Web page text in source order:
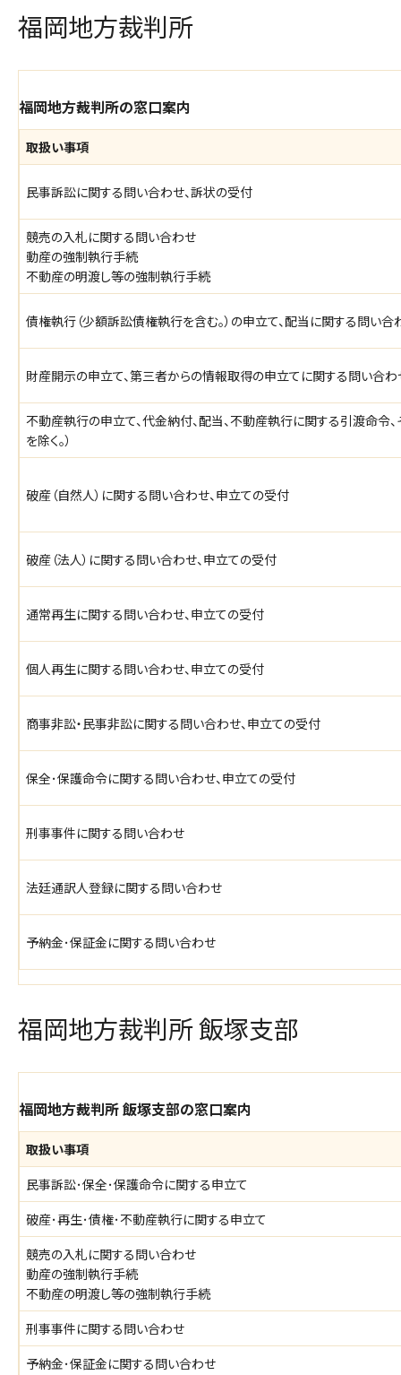
福岡地方裁判所
福岡地方裁判所の窓口案内
取扱い事項
民事訴訟に関する問い合わせ、訴状の受付
競売の入札に関する問い合わせ
動産の強制執行手続
不動産の明渡し等の強制執行手続
債権執行（少額訴訟債権執行を含む。）の申立て、配当に関する問い合
財産開示の申立て、第三者からの情報取得の申立てに関する問い合わ
不動産執行の申立て、代金納付、配当、不動産執行に関する引渡命令
を除く。）
破産（自然人）に関する問い合わせ、申立ての受付
破産（法人）に関する問い合わせ、申立ての受付
通常再生に関する問い合わせ、申立ての受付
個人再生に関する問い合わせ、申立ての受付
商事非訟・民事非訟に関する問い合わせ、申立ての受付
保全･保護命令に関する問い合わせ、申立ての受付
刑事事件に関する問い合わせ
法廷通訳人登録に関する問い合わせ
予納金･保証金に関する問い合わせ
福岡地方裁判所 飯塚支部
福岡地方裁判所 飯塚支部の窓口案内
取扱い事項
民事訴訟･保全･保護命令に関する申立て
破産･再生･債権･不動産執行に関する申立て
競売の入札に関する問い合わせ
動産の強制執行手続
不動産の明渡し等の強制執行手続
刑事事件に関する問い合わせ
予納金･保証金に関する問い合わせ